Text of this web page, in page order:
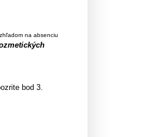
na absenciu
bod 3.